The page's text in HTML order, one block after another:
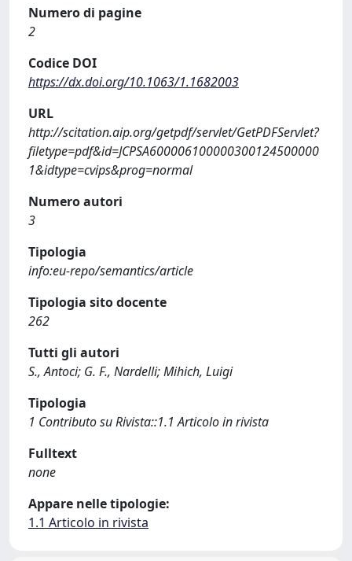
Numero di pagine
2
Codice DOI
https://dx.doi.org/10.1063/1.1682003
URL
http://scitation.aip.org/getpdf/servlet/GetPDFServlet?
filetype=pdf&id=JCPSA600006100000300124500000
1&idtype=cvips&prog=normal
Numero autori
3
Tipologia
info:eu-repo/semantics/article
Tipologia sito docente
262
Tutti gli autori
S., Antoci; G. F., Nardelli; Mihich, Luigi
Tipologia
1 Contributo su Rivista::1.1 Articolo in rivista
Fulltext
none
Appare nelle tipologie:
1.1 Articolo in rivista